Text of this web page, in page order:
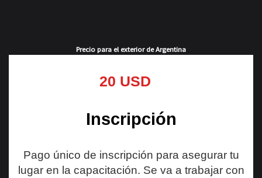
Precio para el exterior de Argentina
20 USD
Inscripción
Pago único de inscripción para asegurar tu
lugar en la capacitación. Se va a trabajar con